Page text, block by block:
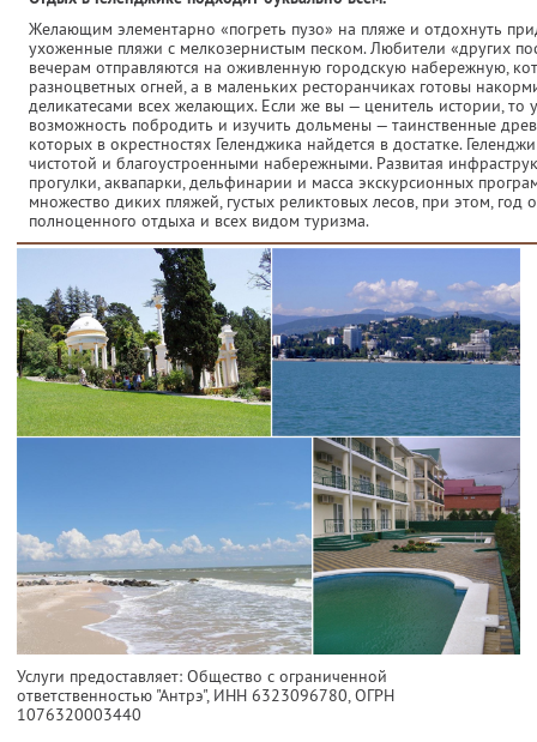
Желающим элементарно «погреть пузо» на пляже и отдохнуть
ухоженные пляжи с мелкозернистым песком. Любители «других
вечерам отправляются на оживленную городскую набережную,
разноцветных огней, а в маленьких ресторанчиках готовы
деликатесами всех желающих. Если же вы — ценитель истории, то
возможность побродить и изучить дольмены — таинственные
которых в окрестностях Геленджика найдется в достатке.
чистотой и благоустроенными набережными. Развитая
прогулки, аквапарки, дельфинарии и масса экскурсионных
множество диких пляжей, густых реликтовых лесов, при этом, год
полноценного отдыха и всех видом туризма.
Услуги предоставляет: Общество с ограниченной
ответственностью "Антрэ", ИНН 6323096780, ОГРН
1076320003440